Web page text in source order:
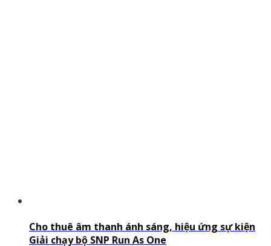
Cho thuê âm thanh ánh sáng, hiệu ứng sự kiện
Giải chạy bộ SNP Run As One